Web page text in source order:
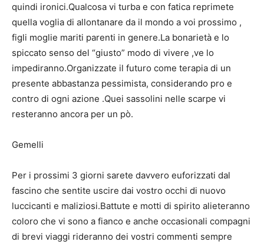
quindi ironici.Qualcosa vi turba e con fatica reprimete
quella voglia di allontanare da il mondo a voi prossimo ,
figli moglie mariti parenti in genere.La bonarietà e lo
spiccato senso del “giusto” modo di vivere ,ve lo
impediranno.Organizzate il futuro come terapia di un
presente abbastanza pessimista, considerando pro e
contro di ogni azione .Quei sassolini nelle scarpe vi
resteranno ancora per un pò.
Gemelli
Per i prossimi 3 giorni sarete davvero euforizzati dal
fascino che sentite uscire dai vostro occhi di nuovo
luccicanti e maliziosi.Battute e motti di spirito alieteranno
coloro che vi sono a fianco e anche occasionali compagni
di brevi viaggi rideranno dei vostri commenti sempre